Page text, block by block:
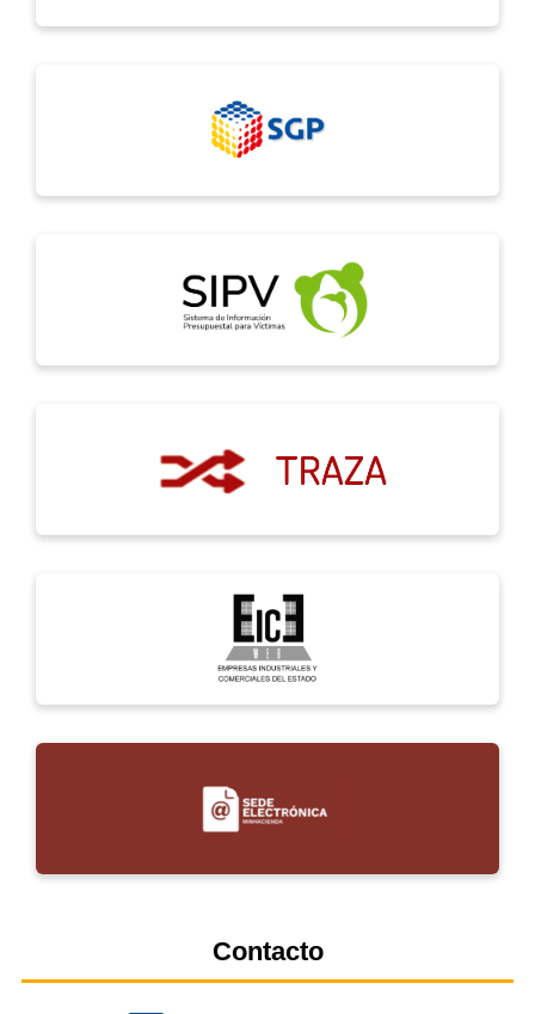
Contacto